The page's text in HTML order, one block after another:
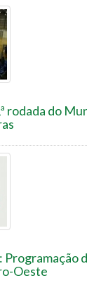
rodada do
Oeste